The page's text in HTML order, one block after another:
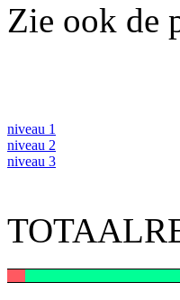
Zie ook de
niveau 1
niveau 2
niveau 3